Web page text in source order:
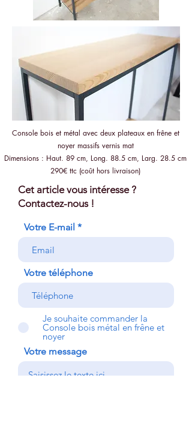
Console bois et métal avec deux plateaux en frêne et
noyer massifs vernis mat
Dimensions : Haut. 89 cm, Long. 88.5 cm, Larg. 28.5 cm
290€ ttc (coût hors livraison)
Cet article vous intéresse ?
Contactez-nous !
Votre E-mail
Votre téléphone
Je souhaite commander la
Console bois métal en frêne et
noyer
Votre message